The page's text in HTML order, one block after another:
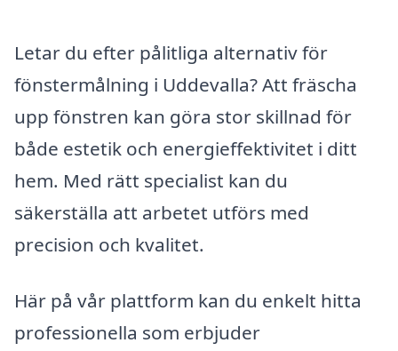
Letar du efter pålitliga alternativ för
fönstermålning i Uddevalla? Att fräscha
upp fönstren kan göra stor skillnad för
både estetik och energieffektivitet i ditt
hem. Med rätt specialist kan du
säkerställa att arbetet utförs med
precision och kvalitet.
Här på vår plattform kan du enkelt hitta
professionella som erbjuder